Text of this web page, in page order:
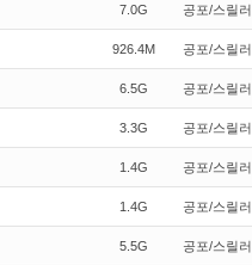
7.0G 공포/스릴러
926.4M 공포/스릴러
6.5G 공포/스릴러
3.3G 공포/스릴러
1.4G 공포/스릴러
1.4G 공포/스릴러
5.5G 공포/스릴러